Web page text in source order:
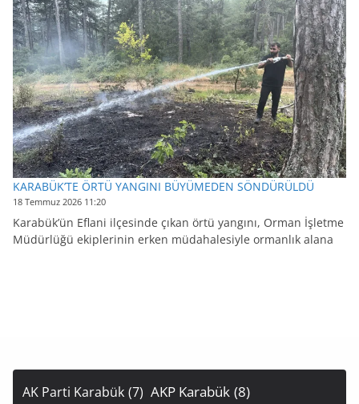
KARABÜK’TE ÖRTÜ YANGINI BÜYÜMEDEN SÖNDÜRÜLDÜ
18 Temmuz 2026 11:20
Karabük’ün Eflani ilçesinde çıkan örtü yangını, Orman İşletme
Müdürlüğü ekiplerinin erken müdahalesiyle ormanlık alana
AK Parti Karabük (7) AKP Karabük (8)